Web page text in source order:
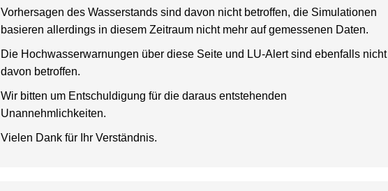
Vorhersagen des Wasserstands sind davon nicht betroffen, die Simulationen
basieren allerdings in diesem Zeitraum nicht mehr auf gemessenen Daten.
Die Hochwasserwarnungen über diese Seite und LU-Alert sind ebenfalls nicht
davon betroffen.
Wir bitten um Entschuldigung für die daraus entstehenden
Unannehmlichkeiten.
Vielen Dank für Ihr Verständnis.